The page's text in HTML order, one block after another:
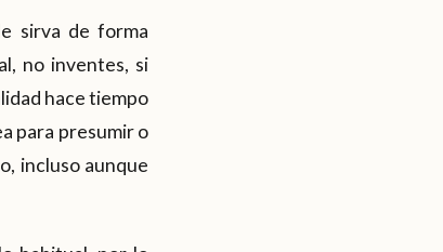
sirva de forma
no inventes, si
hace tiempo
para presumir o
incluso aunque